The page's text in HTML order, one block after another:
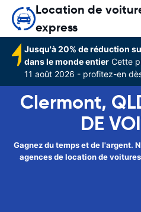
Location de
express
Jusqu'à 20% de réduction
dans le monde entier Cette
11 août 2026 - profitez-en
Clermont,
DE
Gagnez du temps et de l'argent.
agences de location de